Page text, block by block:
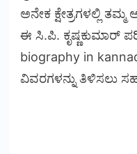
ಅನೇಕ ಕ್ಷೇತ್ರಗಳಲ್ಲಿ
ಈ ಸಿ.ಪಿ. ಕೃಷ್ಣಕುಮಾರ್
biography in
ವಿವರಗಳನ್ನು ತಿಳಿಸಲು